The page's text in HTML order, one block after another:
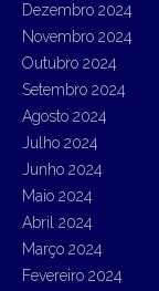
Dezembro 2024
Novembro 2024
Outubro 2024
Setembro 2024
Agosto 2024
Julho 2024
Junho 2024
Maio 2024
Abril 2024
Março 2024
Fevereiro 2024